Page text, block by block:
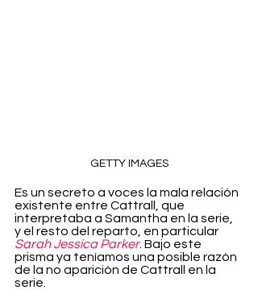
GETTY IMAGES
Es un secreto a voces la mala relación
existente entre Cattrall, que
interpretaba a Samantha en la serie,
y el resto del reparto, en particular
Sarah Jessica Parker. Bajo este
prisma ya teníamos una posible razón
de la no aparición de Cattrall en la
serie.